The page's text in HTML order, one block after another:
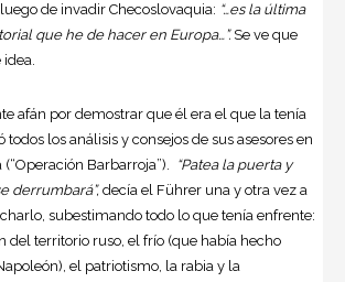
de invadir Checoslovaquia: “…es la última
que he de hacer en Europa…”. Se ve que
afán por demostrar que él era el que la tenía
todos los análisis y consejos de sus asesores en
Barbarroja”). “Patea la puerta y
derrumbará”, decía el Führer una y otra vez a
subestimando todo lo que tenía enfrente:
del territorio ruso, el frío (que había hecho
el patriotismo, la rabia y la